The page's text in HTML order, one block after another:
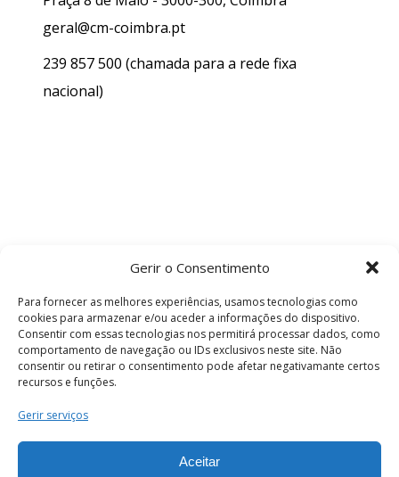
Gerir o Consentimento
Para fornecer as melhores experiências, usamos tecnologias como
cookies para armazenar e/ou aceder a informações do dispositivo.
Consentir com essas tecnologias nos permitirá processar dados, como
comportamento de navegação ou IDs exclusivos neste site. Não
consentir ou retirar o consentimento pode afetar negativamante certos
recursos e funções.
Gerir serviços
Aceitar
geral@cm-coimbra.pt
239 857 500 (chamada para a rede fixa
nacional)
Termos e Condições